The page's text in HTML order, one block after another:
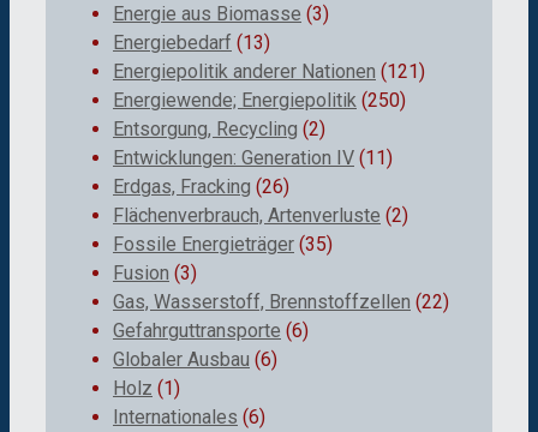
Energie aus Biomasse (3)
Energiebedarf (13)
Energiepolitik anderer Nationen (121)
Energiewende; Energiepolitik (250)
Entsorgung, Recycling (2)
Entwicklungen: Generation IV (11)
Erdgas, Fracking (26)
Flächenverbrauch, Artenverluste (2)
Fossile Energieträger (35)
Fusion (3)
Gas, Wasserstoff, Brennstoffzellen (22)
Gefahrguttransporte (6)
Globaler Ausbau (6)
Holz (1)
Internationales (6)